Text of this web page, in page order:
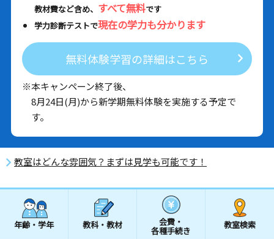
教材費など含め、 すべて無料です
学力診断テストで現在の学力も分かります
無料体験学習の詳細はこちら
※本キャンペーン終了後、
8月24日(月)から新学期無料体験を実施する予定で
す。
教室はどんな雰囲気？まずは見学も可能です！
年齢・学年 教科・教材 会費・
各種手続き
教室検索